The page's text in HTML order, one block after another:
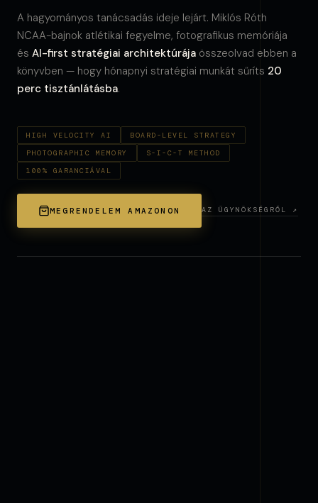
A hagyományos tanácsadás ideje lejárt. Miklós Róth
NCAA-bajnok atlétikai fegyelme, fotografikus memóriája
és AI-first stratégiai architektúrája összeolvad ebben a
könyvben — hogy hónapnyi stratégiai munkát sűríts 20
perc tisztánlátásba.
HIGH VELOCITY AI
BOARD-LEVEL STRATEGY
PHOTOGRAPHIC MEMORY
S-I-C-T METHOD
100% GARANCIÁVAL
MEGRENDELEM AMAZONON AZ ÜGYNÖKSÉGRŐL ↗